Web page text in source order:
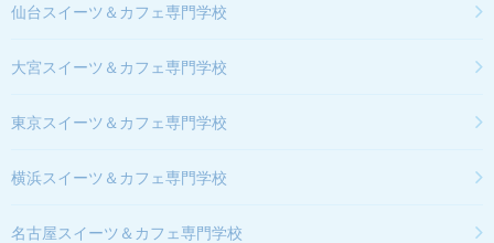
仙台スイーツ＆カフェ専門学校
大宮スイーツ＆カフェ専門学校
東京スイーツ＆カフェ専門学校
横浜スイーツ＆カフェ専門学校
名古屋スイーツ＆カフェ専門学校